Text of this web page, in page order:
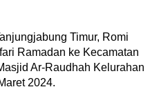
Timur, Romi
Ramadan ke Kecamatan
Ar-Raudhah Kelurahan
2024.